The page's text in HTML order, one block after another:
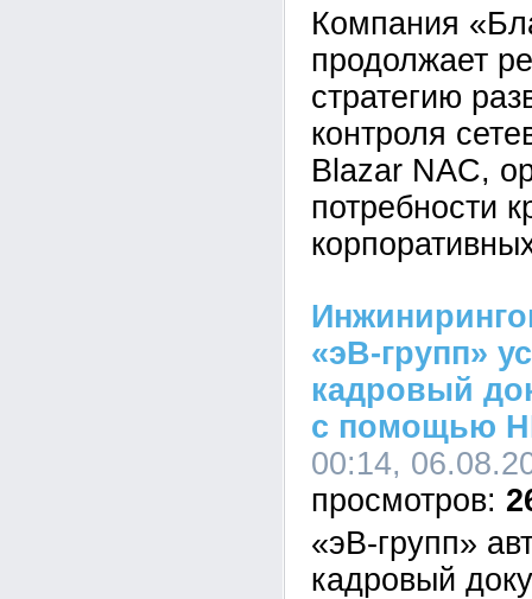
Компания
продолжает
стратегию
контроля
Blazar NAC,
потребности
«эВ-групп»
кадровый
с помощью
00:14,
«эВ-групп»
кадровый